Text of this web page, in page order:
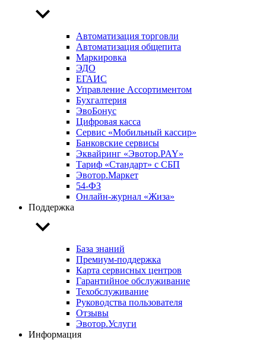
Автоматизация торговли
Автоматизация общепита
Маркировка
ЭДО
ЕГАИС
Управление Ассортиментом
Бухгалтерия
ЭвоБонус
Цифровая касса
Сервис «Мобильный кассир»
Банковские сервисы
Эквайринг «Эвотор.PAY»
Тариф «Стандарт» с СБП
Эвотор.Маркет
54-ФЗ
Онлайн-журнал «Жиза»
Поддержка
База знаний
Премиум-поддержка
Карта сервисных центров
Гарантийное обслуживание
Техобслуживание
Руководства пользователя
Отзывы
Эвотор.Услуги
Информация